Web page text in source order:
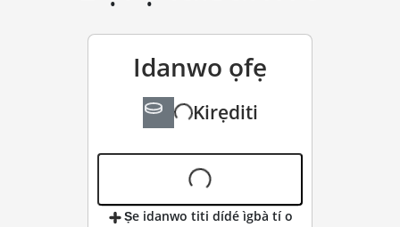
Idanwo ọfẹ
Kirẹditi
Ṣe idanwo titi dídé ìgbà tí o